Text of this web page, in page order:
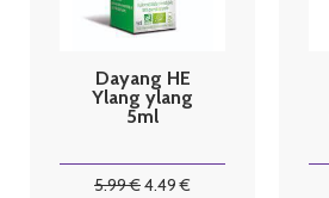
Dayang HE
Ylang ylang
5ml
5.99€4.49 €